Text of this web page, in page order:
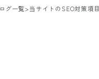
グ一覧>当サイトのSEO対策項目